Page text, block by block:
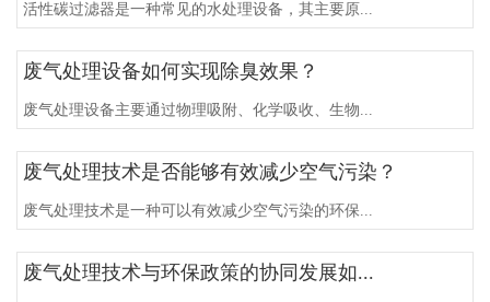
活性碳过滤器是一种常见的水处理设备，其主要原...
废气处理设备如何实现除臭效果？
废气处理设备主要通过物理吸附、化学吸收、生物...
废气处理技术是否能够有效减少空气污染？
废气处理技术是一种可以有效减少空气污染的环保...
废气处理技术与环保政策的协同发展如...